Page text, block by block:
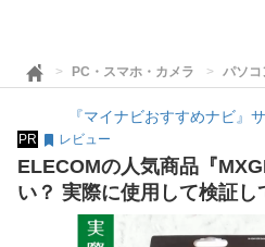
PC・スマホ・カメラ パソコ
『マイナビおすすめナビ』
PR レビュー
ELECOMの人気商品『
い？ 実際に使用して検証し